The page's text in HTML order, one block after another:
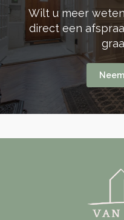
Wilt u meer
direct een